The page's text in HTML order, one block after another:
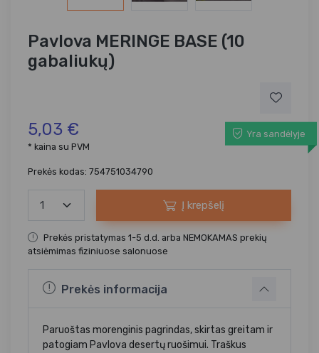
Pavlova MERINGE BASE (10
gabaliukų)
5,03 €
Yra sandėlyje
* kaina su PVM
Prekės kodas: 754751034790
Į krepšelį
Prekės pristatymas 1-5 d.d. arba NEMOKAMAS prekių
atsiėmimas fiziniuose salonuose
Prekės informacija
Paruoštas morenginis pagrindas, skirtas greitam ir
patogiam Pavlova desertų ruošimui. Traškus